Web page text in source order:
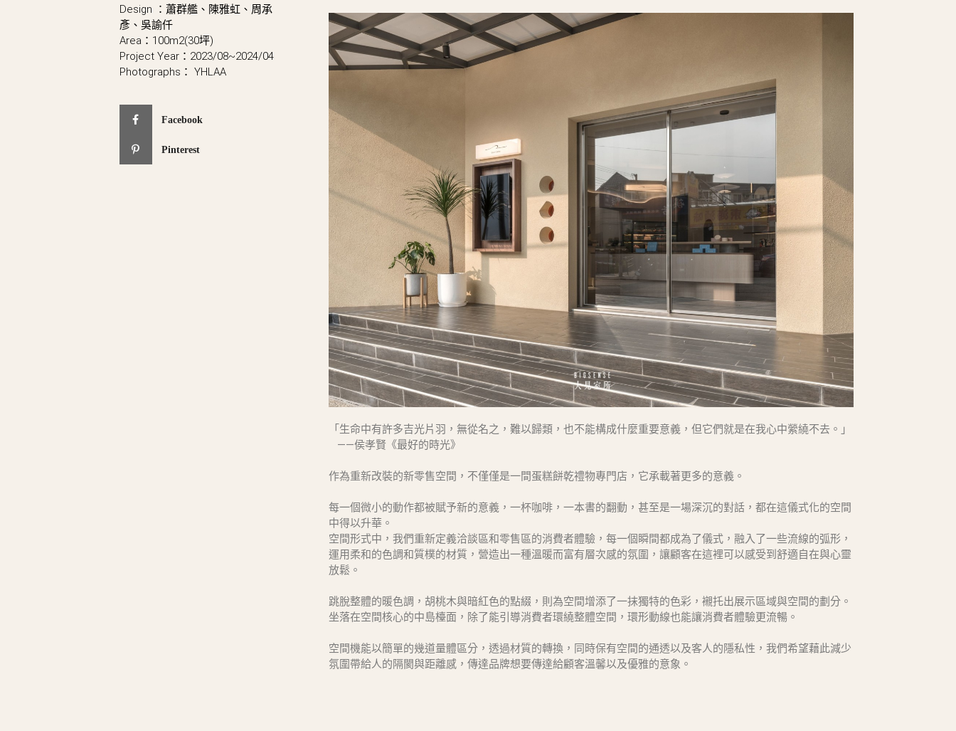
Design ：蕭群艦、陳雅虹、周承
彥、吳諭仟
Area：100m2(30坪)
Project Year：2023/08~2024/04
Photographs： YHLAA
Facebook
Pinterest
「生命中有許多吉光片羽，無從名之，難以歸類，也不能構成什麼重要意義，但它們就是在我心中縈繞不去。」
——侯孝賢《最好的時光》
作為重新改裝的新零售空間，不僅僅是一間蛋糕餅乾禮物專門店，它承載著更多的意義。
每一個微小的動作都被賦予新的意義，一杯咖啡，一本書的翻動，甚至是一場深沉的對話，都在這儀式化的空間
中得以升華。
空間形式中，我們重新定義洽談區和零售區的消費者體驗，每一個瞬間都成為了儀式，融入了一些流線的弧形，
運用柔和的色調和質樸的材質，營造出一種溫暖而富有層次感的氛圍，讓顧客在這裡可以感受到舒適自在與心靈
放鬆。
跳脫整體的暖色調，胡桃木與暗紅色的點綴，則為空間增添了一抹獨特的色彩，襯托出展示區域與空間的劃分。
坐落在空間核心的中島檯面，除了能引導消費者環繞整體空間，環形動線也能讓消費者體驗更流暢。
空間機能以簡單的幾道量體區分，透過材質的轉換，同時保有空間的通透以及客人的隱私性，我們希望藉此減少
氛圍帶給人的隔閡與距離感，傳達品牌想要傳達給顧客溫馨以及優雅的意象。